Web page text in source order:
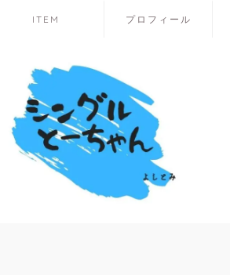
ITEM プロフィール